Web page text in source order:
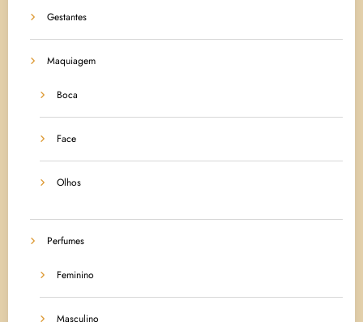
Gestantes
Maquiagem
Boca
Face
Olhos
Perfumes
Feminino
Masculino